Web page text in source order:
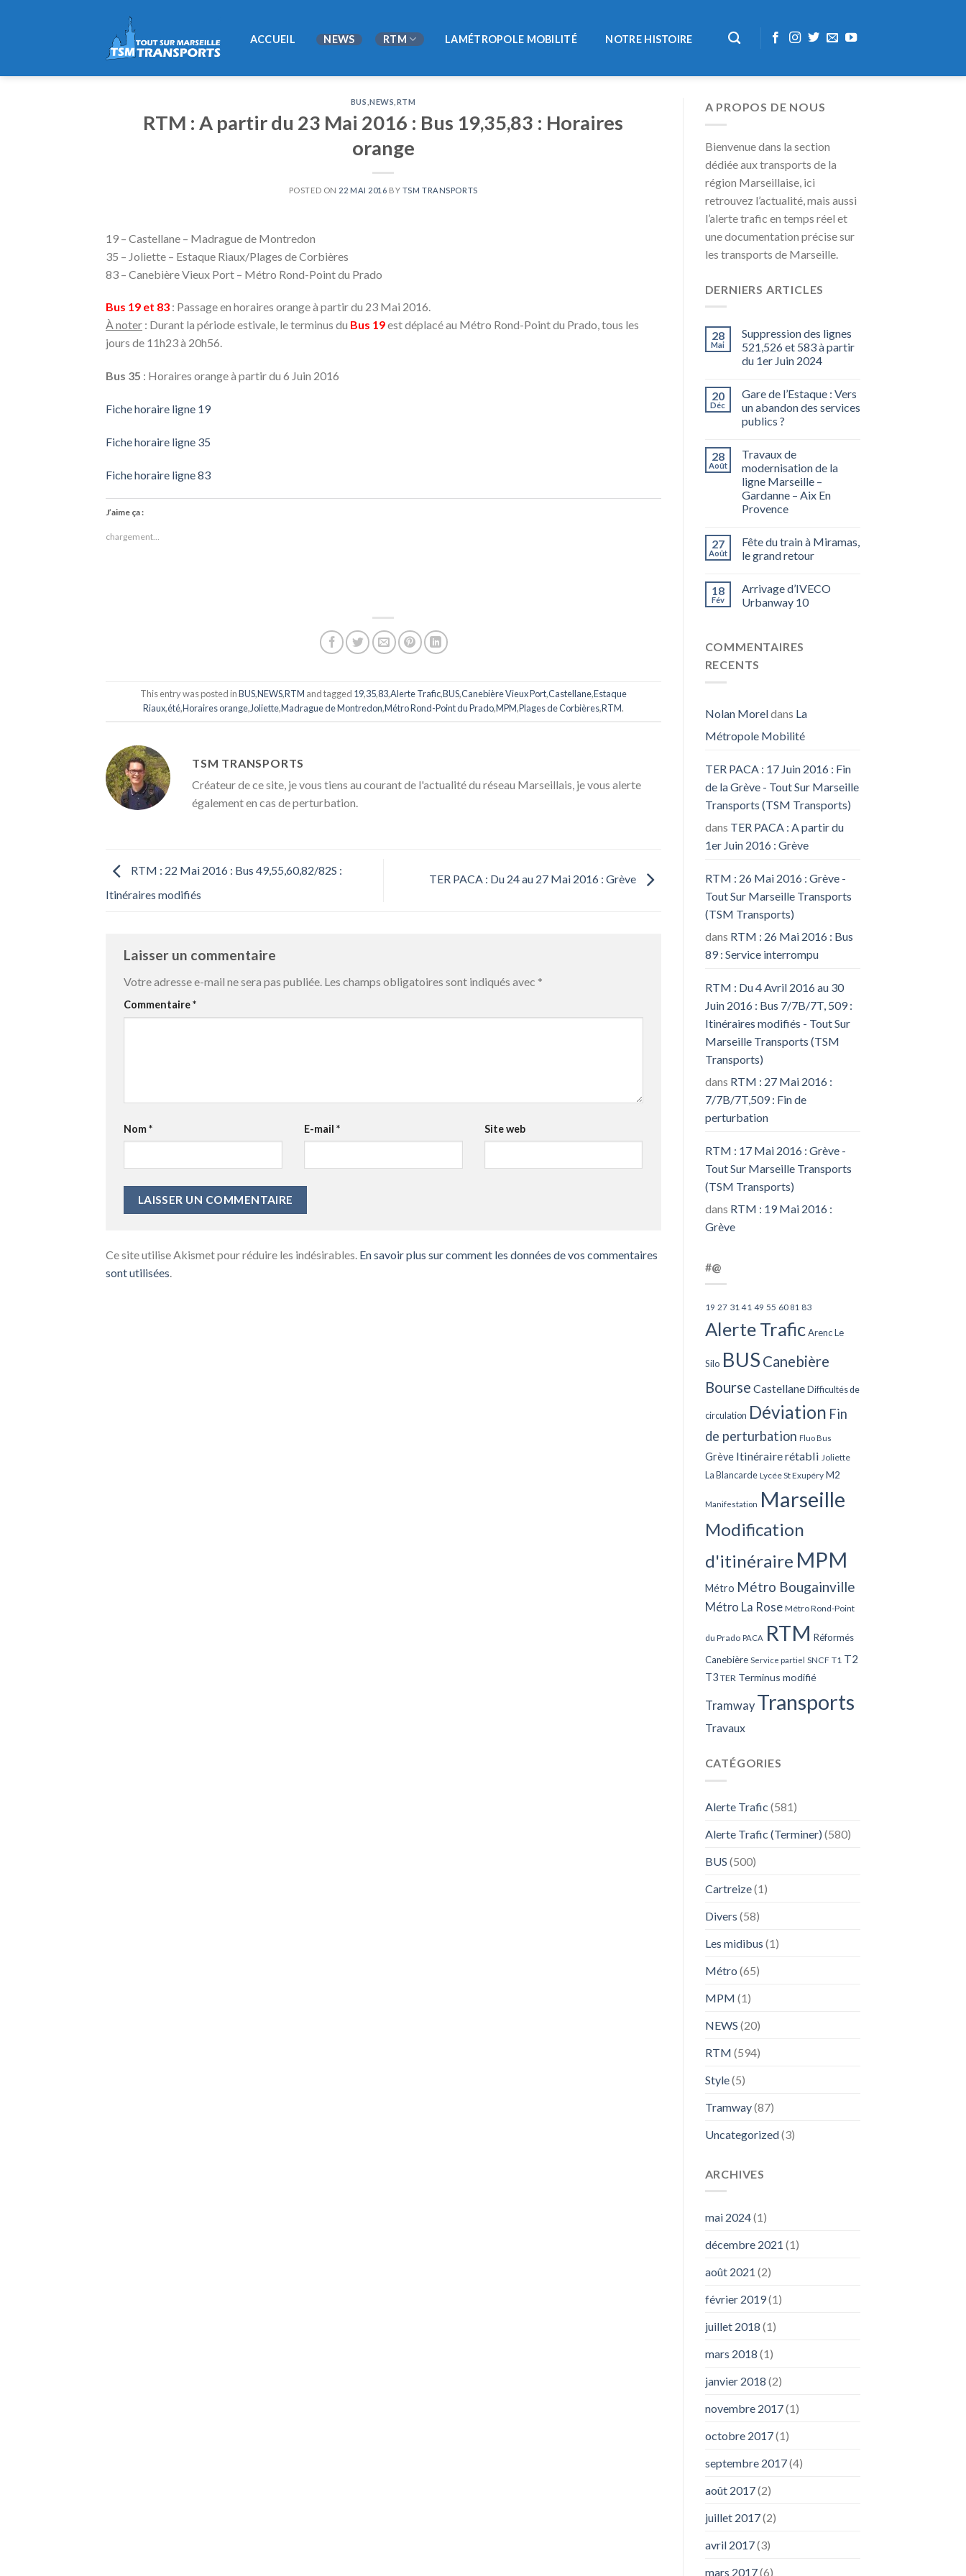
ACCUEIL NEWS RTM LAMÉTROPOLE MOBILITÉ NOTRE HISTOIRE
BUS ,NEWS RTM
RTM : A partir du 23 Mai 2016 : Bus 19,35,83 : Horaires
orange
POSTED ON 22 MAI 2016 BY TSM TRANSPORTS
19 – Castellane – Madrague de Montredon
35 – Joliette – Estaque Riaux/Plages de Corbières
83 – Canebière Vieux Port – Métro Rond-Point du Prado
Bus 19 et 83 : Passage en horaires orange à partir du 23 Mai 2016.
À noter : Durant la période estivale, le terminus du Bus 19est déplacé au Métro Rond-Point du Prado, tous les
jours de 11h23 à 20h56.
Bus 35 : Horaires orange à partir du 6 Juin 2016
Fiche horaire ligne 19
Fiche horaire ligne 35
Fiche horaire ligne83
J’aime ça :
chargement…
This entry was posted inBUS,NEWS,RTM and tagged 19,35,83,Alerte Trafic,BUS,Canebière Vieux Port,Castellane,Estaque
Riaux,été,Horaires orange,Joliette,Madrague de Montredon,Métro Rond-Point du Prado,MPM,Plages de Corbières,RTM.
TSM TRANSPORTS
Créateur de ce site, je vous tiens au courant de l'actualité du réseau Marseillais, je vous alerte
également en cas de perturbation.
RTM : 22 Mai 2016 : Bus 49,55,60,82/82S :
Itinéraires modifiés
TER PACA : Du 24 au 27 Mai 2016 : Grève
Laisser un commentaire
Votre adresse e-mail ne sera pas publiée. Les champs obligatoires sont indiqués avec *
Commentaire*
Nom* E-mail * Site web
Ce site utilise Akismet pour réduire les indésirables. En savoir plus sur comment les données de vos commentaires
sont utilisées.
A PROPOS DE NOUS
Bienvenue dans la section
dédiée aux transports de la
région Marseillaise, ici
retrouvez l’actualité, mais aussi
l’alerte trafic en temps réel et
une documentation précise sur
les transports de Marseille.
DERNIERS ARTICLES
28
Mai
Suppression des lignes
521,526 et 583 à partir
du 1er Juin 2024
20
Déc
Gare de l’Estaque : Vers
un abandon des services
publics ?
28
Août
Travaux de
modernisation de la
ligne Marseille –
Gardanne – Aix En
Provence
27
Août
Fête du train à Miramas,
le grand retour
18
Fév
Arrivage d’IVECO
Urbanway 10
COMMENTAIRES
RECENTS
Nolan Moreldans La
Métropole Mobilité
TER PACA : 17 Juin 2016 : Fin
de la Grève - Tout Sur Marseille
Transports (TSM Transports)
dans TER PACA : A partir du
1er Juin 2016 : Grève
RTM : 26 Mai 2016 : Grève -
Tout Sur Marseille Transports
(TSM Transports)
dans RTM : 26 Mai 2016 : Bus
89 : Service interrompu
RTM : Du 4 Avril 2016 au 30
Juin 2016 : Bus 7/7B/7T, 509 :
Itinéraires modifiés - Tout Sur
Marseille Transports (TSM
Transports)
dans RTM : 27 Mai 2016 :
7/7B/7T,509 : Fin de
perturbation
RTM : 17 Mai 2016 : Grève -
Tout Sur Marseille Transports
(TSM Transports)
dans RTM : 19 Mai 2016 :
Grève
#@
19 27 31 41 49 55 60 81 83
Alerte Trafic Arenc Le
Silo BUS Canebière
Bourse Castellane Difficultés de
circulation Déviation Fin
de perturbation Fluo Bus
Grève Itinéraire rétabli Joliette
La Blancarde Lycée St Exupéry M2
Manifestation Marseille
Modification
d'itinéraire MPM
Métro Métro Bougainville
Métro La Rose Métro Rond-Point
du Prado PACA RTM Réformés
Canebière Service partiel SNCF T1 T2
T3 TER Terminus modifié
Tramway Transports
Travaux
CATÉGORIES
Alerte Trafic (581)
Alerte Trafic (Terminer) (580)
BUS (500)
Cartreize(1)
Divers (58)
Les midibus (1)
Métro (65)
MPM (1)
NEWS (20)
RTM (594)
Style(5)
Tramway(87)
Uncategorized(3)
ARCHIVES
mai 2024(1)
décembre 2021 (1)
août 2021 (2)
février 2019(1)
juillet 2018 (1)
mars 2018 (1)
janvier 2018 (2)
novembre 2017(1)
octobre 2017(1)
septembre 2017(4)
août 2017(2)
juillet 2017(2)
avril 2017(3)
mars 2017(6)